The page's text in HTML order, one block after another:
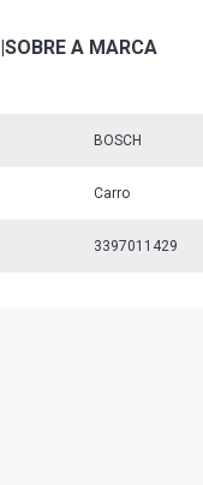
|SOBRE A MARCA
BOSCH
Carro
3397011429